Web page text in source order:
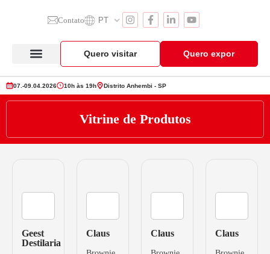
Contato PT
Quero visitar Quero expor
07.-09.04.2026 10h às 19h Distrito Anhembi - SP
Vitrine de Produtos
Geest
Destilaria
Claus Claus Claus